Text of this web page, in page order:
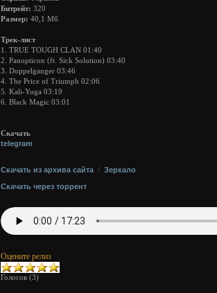
Битрейт: 320
Размер: 40,1 Мб
Трек-лист
1. TRUE TOUGH CLAN 01:40
2. Panopticon (ft. Sick Solution) 03:40
3. Doppelganger 03:46
4. The Price of Triumph 02:06
5. Kali-Yuga 03:19
6. Black Magic 03:01
Скачать
telegram
Скачать из архива сайта / Зеркало
Скачать через торрент
Оцените релиз
Голосов (3)